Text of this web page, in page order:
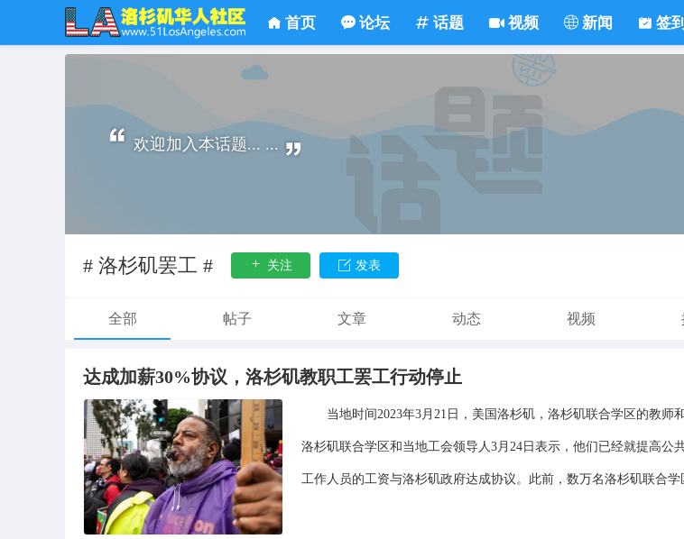
首页 论坛 话题 视频 新闻 签到
欢迎加入本话题... ...
# 洛杉矶罢工 # 关注 发表
全部 帖子 文章 动态 视频
达成加薪30%协议，洛杉矶教职工罢工行动停止
当地时间2023年3月21日，美国洛杉矶，洛杉矶联合学区的教师
洛杉矶联合学区和当地工会领导人3月24日表示，他们已经就提高公
工作人员的工资与洛杉矶政府达成协议。此前，数万名洛杉矶联合学